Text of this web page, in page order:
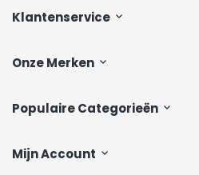
Klantenservice
Onze Merken
Populaire Categorieën
Mijn Account